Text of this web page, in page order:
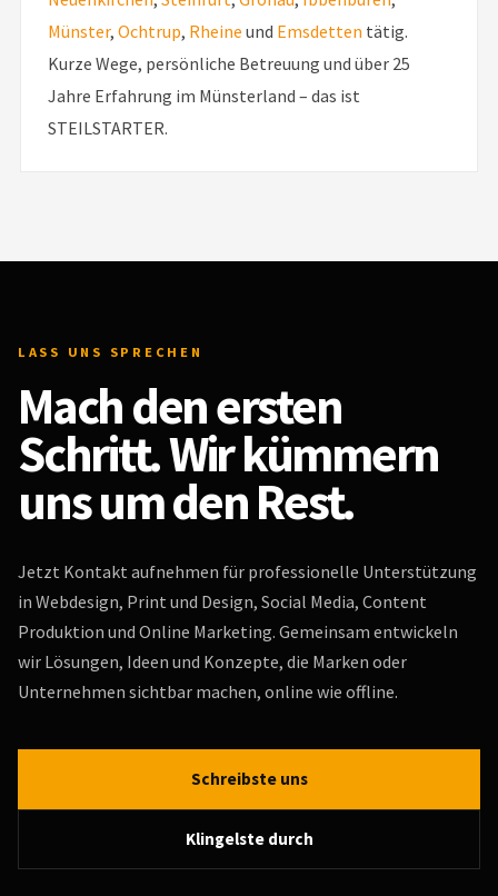
Münster, Ochtrup, Rheine und Emsdetten tätig.
Kurze Wege, persönliche Betreuung und über 25
Jahre Erfahrung im Münsterland – das ist
STEILSTARTER.
LASS UNS SPRECHEN
Mach den ersten
Schritt. Wir kümmern
uns um den Rest.
Jetzt Kontakt aufnehmen für professionelle Unterstützung
in Webdesign, Print und Design, Social Media, Content
Produktion und Online Marketing. Gemeinsam entwickeln
wir Lösungen, Ideen und Konzepte, die Marken oder
Unternehmen sichtbar machen, online wie offline.
Schreibste uns
Klingelste durch